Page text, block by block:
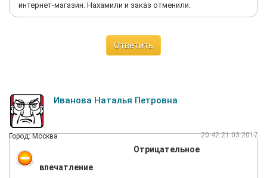
интернет-магазин. Нахамили и заказ отменили.
Ответить
Иванова Наталья Петровна
Город: Москва 20:42 21.03.2017
Отрицательное
впечатление